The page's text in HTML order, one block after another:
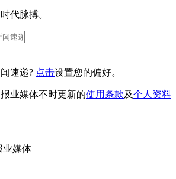
代脉搏。
速递? 点击设置您的偏好。
业媒体不时更新的使用条款及个人资料
业媒体